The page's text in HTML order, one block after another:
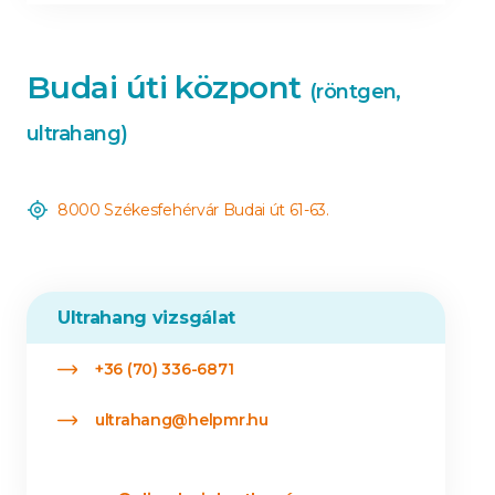
Budai úti központ (röntgen,
ultrahang)
8000 Székesfehérvár Budai út 61-63.
Ultrahang vizsgálat
+36 (70) 336-6871
ultrahang@helpmr.hu